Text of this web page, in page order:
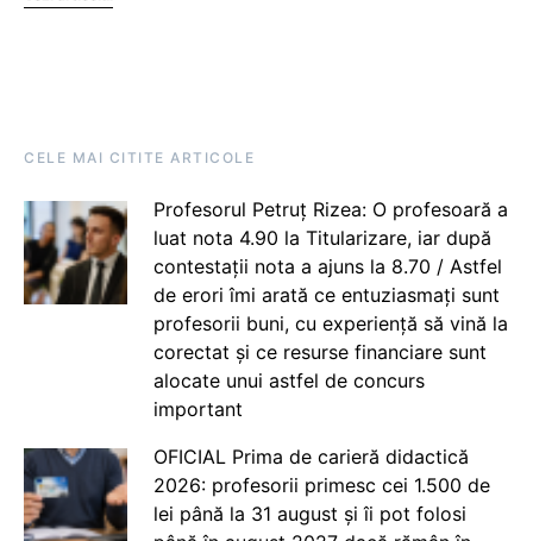
CELE MAI CITITE ARTICOLE
Profesorul Petruț Rizea: O profesoară a
luat nota 4.90 la Titularizare, iar după
contestații nota a ajuns la 8.70 / Astfel
de erori îmi arată ce entuziasmați sunt
profesorii buni, cu experiență să vină la
corectat și ce resurse financiare sunt
alocate unui astfel de concurs
important
OFICIAL Prima de carieră didactică
2026: profesorii primesc cei 1.500 de
lei până la 31 august și îi pot folosi